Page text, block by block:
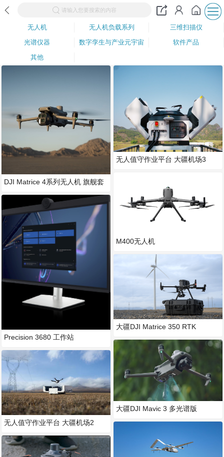
请输入您要搜索的内容
无人机 无人机负载系列
三维扫描仪
光谱仪器
数字孪生与产业元宇宙
软件产品
其他
DJI Matrice 4系列无人机 旗舰套
Precision 3680 工作站
无人值守作业平台 大疆机场2
无人值守作业平台 大疆机场3
M400无人机
大疆DJI Matrice 350 RTK
大疆DJI Mavic 3 多光谱版